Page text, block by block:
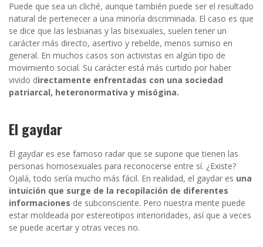
Puede que sea un cliché, aunque también puede ser el resultado
natural de pertenecer a una minoría discriminada. El caso es que
se dice que las lesbianas y las bisexuales, suelen tener un
carácter más directo, asertivo y rebelde, menos sumiso en
general. En muchos casos son activistas en algún tipo de
movimiento social. Su carácter está más curtido por haber
vivido directamente enfrentadas con una sociedad
patriarcal, heteronormativa y misógina.
El gaydar
El gaydar es ese famoso radar que se supone que tienen las
personas homosexuales para reconocerse entre sí. ¿Existe?
Ojalá, todo sería mucho más fácil. En realidad, el gaydar es una
intuición que surge de la recopilación de diferentes
informaciones de subconsciente. Pero nuestra mente puede
estar moldeada por estereotipos interioridades, así que a veces
se puede acertar y otras veces no.